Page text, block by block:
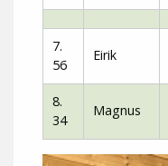
7.
56
Eirik
8.
34
Magnus